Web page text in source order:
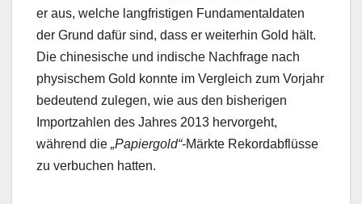
er aus, welche langfristigen Fundamentaldaten
der Grund dafür sind, dass er weiterhin Gold hält.
Die chinesische und indische Nachfrage nach
physischem Gold konnte im Vergleich zum Vorjahr
bedeutend zulegen, wie aus den bisherigen
Importzahlen des Jahres 2013 hervorgeht,
während die „Papiergold“-Märkte Rekordabflüsse
zu verbuchen hatten.